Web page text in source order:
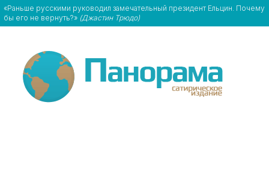
«Раньше русскими руководил замечательный президент Ельцин. Почему
бы его не вернуть?» (Джастин Трюдо)